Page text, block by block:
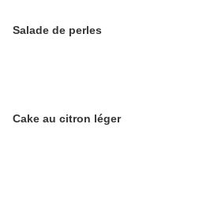
Salade de perles
Cake au citron léger